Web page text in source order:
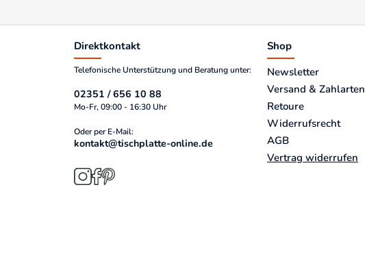
Direktkontakt
Telefonische Unterstützung und Beratung unter:
02351 / 656 10 88
Mo-Fr, 09:00 - 16:30 Uhr
Oder per E-Mail:
kontakt@tischplatte-online.de
Shop
Newsletter
Versand & Zahlarten
Retoure
Widerrufsrecht
AGB
Vertrag widerrufen